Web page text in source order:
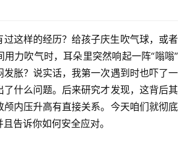
过这样的经历？给孩子庆生吹气球，或者
用力吹气时，耳朵里突然响起一阵“嗡嗡”
发胀？说实话，我第一次遇到时也吓了一
了什么问题。后来研究才发现，这背后其
颅内压升高有直接关系。今天咱们就彻底
告诉你如何安全应对。